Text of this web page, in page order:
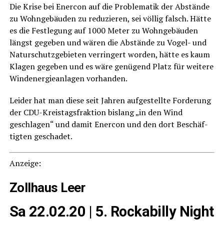
Die Kri­se bei Ener­con auf die Pro­ble­ma­tik der Abstän­de
zu Wohn­ge­bäu­den zu redu­zie­ren, sei völ­lig falsch. Hät­te
es die Fest­le­gung auf 1000 Meter zu Wohn­ge­bäu­den
längst gege­ben und wären die Abstän­de zu Vogel- und
Natur­schutz­ge­bie­ten ver­rin­gert wor­den, hät­te es kaum
Kla­gen gege­ben und es wäre genü­gend Platz für wei­te­re
Wind­ener­gie­an­la­gen vorhanden.
Lei­der hat man die­se seit Jah­ren auf­ge­stell­te For­de­rung
der CDU-Kreis­tags­frak­ti­on bis­lang „in den Wind
geschla­gen“ und damit Ener­con und den dort Beschäf­
tig­ten geschadet.
Anzei­ge:
Zoll­haus Leer
Sa 22.02.20 | 5. Rocka­bil­ly Night